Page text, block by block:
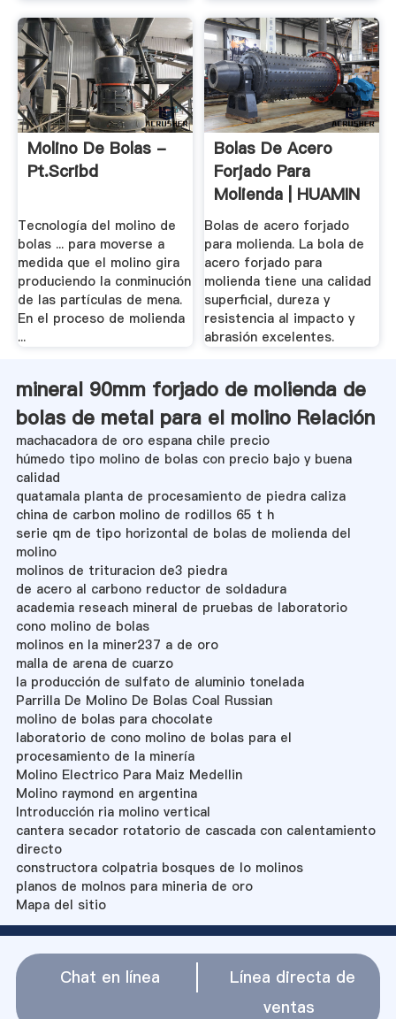
Molino De Bolas -
Pt.scribd
Tecnología del molino de
bolas ... para moverse a
medida que el molino gira
produciendo la conminución
de las partículas de mena.
En el proceso de molienda
...
Bolas De Acero
Forjado Para
Molienda | HUAMIN
Bolas de acero forjado
para molienda. La bola de
acero forjado para
molienda tiene una calidad
superficial, dureza y
resistencia al impacto y
abrasión excelentes.
mineral 90mm forjado de molienda de
bolas de metal para el molino Relación
machacadora de oro espana chile precio
húmedo tipo molino de bolas con precio bajo y buena
calidad
quatamala planta de procesamiento de piedra caliza
china de carbon molino de rodillos 65 t h
serie qm de tipo horizontal de bolas de molienda del
molino
molinos de trituracion de3 piedra
de acero al carbono reductor de soldadura
academia reseach mineral de pruebas de laboratorio
cono molino de bolas
molinos en la miner237 a de oro
malla de arena de cuarzo
la producción de sulfato de aluminio tonelada
Parrilla De Molino De Bolas Coal Russian
molino de bolas para chocolate
laboratorio de cono molino de bolas para el
procesamiento de la minería
Molino Electrico Para Maiz Medellin
Molino raymond en argentina
Introducción ria molino vertical
cantera secador rotatorio de cascada con calentamiento
directo
constructora colpatria bosques de lo molinos
planos de molnos para mineria de oro
Mapa del sitio
Chat en línea
Línea directa de
ventas